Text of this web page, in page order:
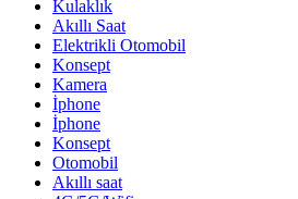
Kulaklık
Akıllı Saat
Elektrikli Otomobil
Konsept
Kamera
İphone
İphone
Konsept
Otomobil
Akıllı saat